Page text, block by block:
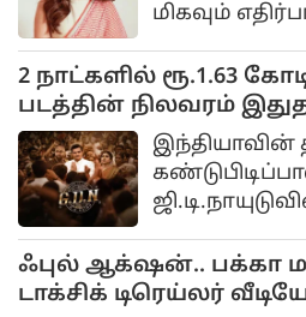
மிகவும்
அத்வானி,
வசந்த்
படம்
இதற்கான
விழா
2 நாட்களில் ரூ.1.63
படத்தின் நிலவரம்
இந்தியாவின்
ஃபுல் ஆக்‌ஷன்.. பக்கா
டாக்சிக் டிரெய்லர்